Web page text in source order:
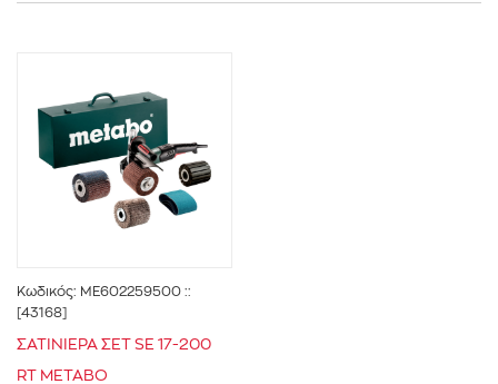
1601w - 2000w
Σατινιέρα
Κωδικός: ME602259500 ::
[43168]
ΣΑΤΙΝΙΕΡΑ ΣΕΤ SE 17-200
RT ΜΕΤΑΒΟ